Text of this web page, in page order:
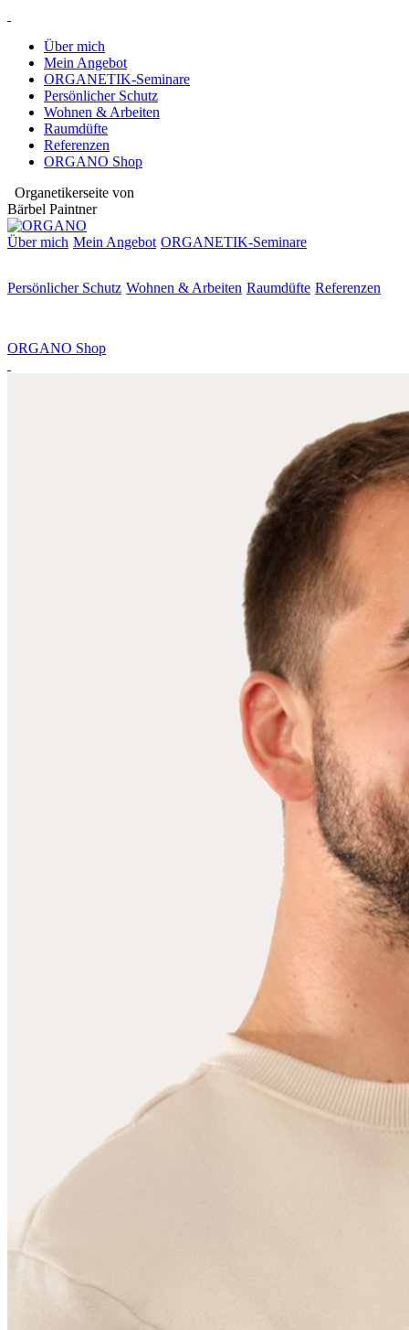
Über mich
Mein Angebot
ORGANETIK-Seminare
Persönlicher Schutz
Wohnen & Arbeiten
Raumdüfte
Referenzen
ORGANO Shop
Organetikerseite von
Bärbel Paintner
Über mich Mein Angebot ORGANETIK-Seminare
Persönlicher Schutz Wohnen & Arbeiten Raumdüfte Referenzen
ORGANO Shop